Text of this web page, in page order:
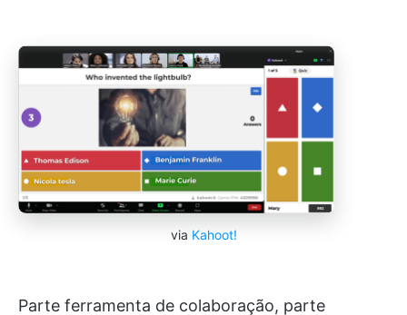
via Kahoot!
Parte ferramenta de colaboração, parte